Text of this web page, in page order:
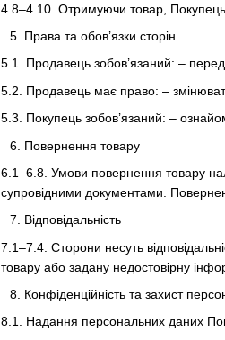
4.8–4.10. Отримуючи товар, Покупець
Права та обов’язки сторін
5.1. Продавець зобов’язаний: –
5.2. Продавець має право: –
5.3. Покупець зобов’язаний: –
Повернення товару
6.1–6.8. Умови повернення товару
супровідними документами.
Відповідальність
7.1–7.4. Сторони несуть
товару або задану недостовірну
Конфіденційність та захист
8.1. Надання персональних даних